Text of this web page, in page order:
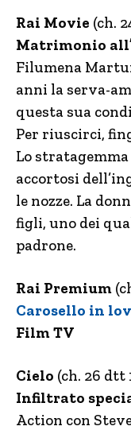
Rai Movie (ch.
Matrimonio
Filumena
anni la serva-
questa sua
Per riuscirci,
Lo stratagemma
accortosi
le nozze. La
figli, uno dei
padrone.
Rai Premium
Carosello in
Film TV
Cielo (ch. 26 dtt
Infiltrato
Action con